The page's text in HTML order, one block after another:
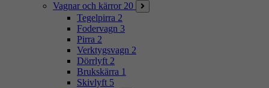
Vagnar och kärror 20
Tegelpirra 2
Fodervagn 3
Pirra 2
Verktygsvagn 2
Dörrlyft 2
Brukskärra 1
Skivlyft 5